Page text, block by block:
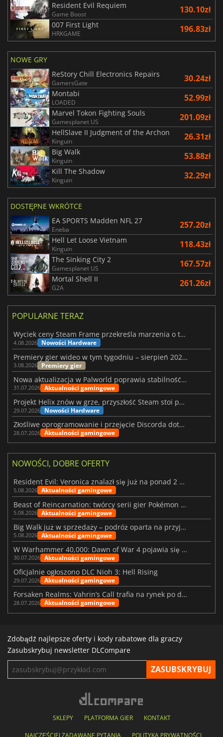
Resident Evil Requiem
Game Boost 130.10zł
007 First Light
HRKGAME 196.83zł
NOWE GRY
ReStory Chill Electronics Repairs
GamersGate 30.24zł
Montabi
LOADED 52.99zł
Marvel Tokon Fighting Souls
Gamesplanet US 201.09zł
HellSlave II Judgment of the Archon
Kinguin 26.31zł
Big Walk
Kinguin 53.88zł
Kill The Shadow
Kinguin 32.29zł
DOSTĘPNE WKRÓTCE
EA SPORTS Madden NFL 27
Eneba 257.20zł
Hell Let Loose Vietnam
Kinguin 118.43zł
The Sinking City 2
Gamesplanet US 167.57zł
Mortal Shell II
G2A 261.26zł
POPULARNE TERAZ
Wyciek ceny Steam Frame przekreśla marzenia o tanim zestawie VR
4.08.2026 Nowości Hardware
Premiery gier wideo w tym tygodniu – sierpień 2026 r. (32. tydzień)
3.08.2026 Premiery gier
Nowa aktualizacja w Palworld poprawia stabilność Sunreach i walk z bossami
31.07.2026 Aktualności gamingowe
Projekt Helix znów w grze, przyszłość Steam stoi pod znakiem zapytania
29.07.2026 Nowości Hardware
Złośliwe oprogramowanie i przejęcie Discorda dotknęły Meccha Chameleon
28.07.2026 Aktualności gamingowe
NOWOŚCI, DOBRE OFERTY
Resident Evil: Veronica znalazł się już na ponad 2 milionach list życzeń
5.08.2026 Aktualności gamingowe
Beast of Reincarnation: twórcy serii gier Pokémon wkraczają na nową ścieżkę
5.08.2026 Aktualności gamingowe
Big Walk już w sprzedaży – podróż oparta na przyjaźni
5.08.2026 Aktualności gamingowe
W Warhammer 40,000: Dawn of War 4 pojawia się frakcja Nekronów
30.07.2026 Aktualności gamingowe
Oficjalnie ogłoszono DLC Nioh 3: Hell Rising
29.07.2026 Aktualności gamingowe
Forsaken Realms: Vahrin’s Call trafia na rynek po dziesięciu latach prac
28.07.2026 Aktualności gamingowe
Zdobądź najlepsze oferty i kody rabatowe dla graczy
Zasubskrybuj newsletter DLCompare
SKLEPY PLATFORMA GIER KONTAKT
NAJCZĘŚCIEJ ZADAWANE PYTANIA POLITYKA PRYWATNOŚCI